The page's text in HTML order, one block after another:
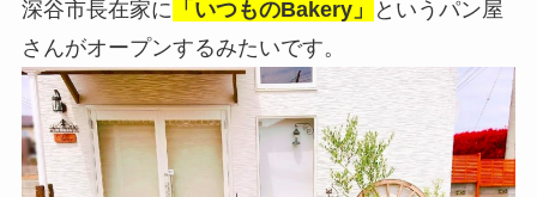
深谷市長在家に 「いつものBakery」 という パン屋
さんがオープンするみたいです。